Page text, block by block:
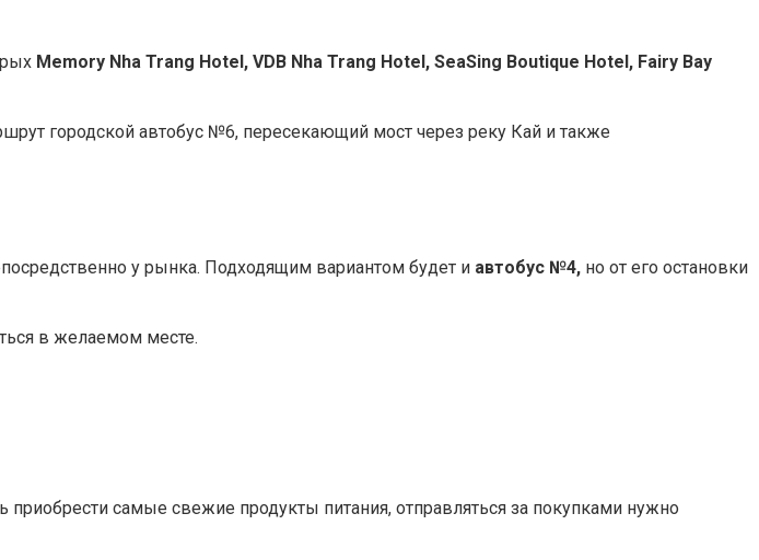
Memory Nha Trang Hotel, VDB Nha Trang Hotel, SeaSing Boutique Hotel, Fairy Bay
городской автобус №6, пересекающий мост через реку Кай и также
у рынка. Подходящим вариантом будет и автобус №4, но от его остановки
в желаемом месте.
приобрести самые свежие продукты питания, отправляться за покупками нужно